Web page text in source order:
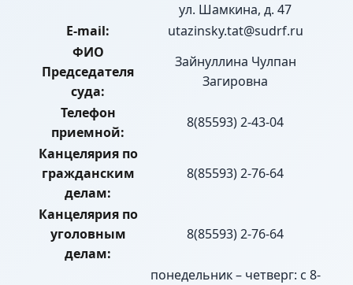
ул. Шамкина, д. 47
E-mail:
utazinsky.tat@sudrf.ru
ФИО
Председателя
суда:
Зайнуллина Чулпан
Загировна
Телефон
приемной:
8(85593) 2-43-04
Канцелярия по
гражданским
делам:
8(85593) 2-76-64
Канцелярия по
уголовным
делам:
8(85593) 2-76-64
понедельник – четверг: с 8-